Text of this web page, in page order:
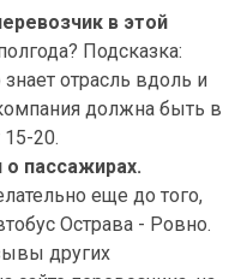
в этой
Подсказка:
знает отрасль вдоль и
должна быть в
20.
о пассажирах.
еще до того,
Острава - Ровно.
других